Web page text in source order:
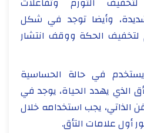
وأيضا توجد في شكل
الحكة ووقف انتشار
يستخدم في حالة الحساسية
الذي يهدد الحياة، يوجد في
الذاتي، يجب استخدامه خلال
أول علامات التأق.